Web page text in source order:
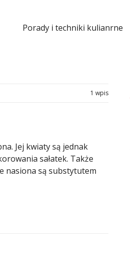
Porady i techniki kulianrne
1 wpis
Jej kwiaty są jednak
sałatek. Także
nasiona są substytutem